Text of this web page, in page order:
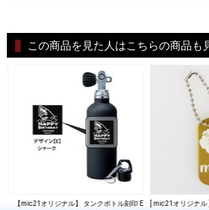
この商品を見た人はこちらの商品も
【mic21オリジナル】 タンクボトル刻印 E
[ mic21オリジナ